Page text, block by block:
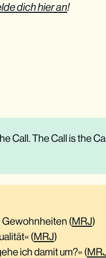
dich hier an!
Call. The Call is the
Gewohnheiten (MRJ)
(MRJ)
ich damit um?« (